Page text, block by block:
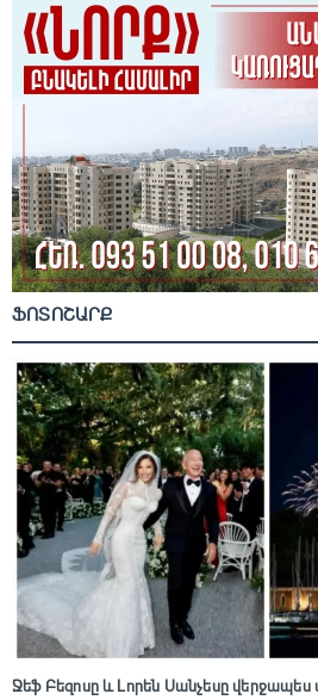
ՖՈՏՈՇԱՐՔ
Ջեֆ Բեզոսը և Լորեն Սանչեսը